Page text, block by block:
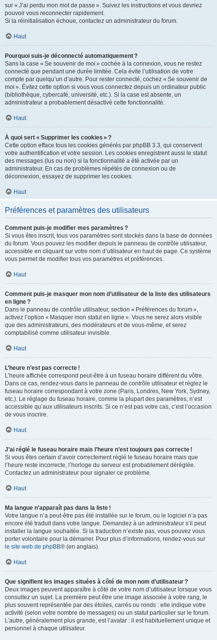
sur « J’ai perdu mon mot de passe ». Suivez les instructions et vous devriez
pouvoir vous reconnecter rapidement.
Si la réinitialisation échoue, contactez un administrateur du forum.
Haut
Pourquoi suis-je déconnecté automatiquement ?
Sans la case « Se souvenir de moi » cochée à la connexion, vous ne restez
connecté que pendant une durée limitée. Cela évite l’utilisation de votre
compte par quelqu’un d’autre. Pour rester connecté, cochez « Se souvenir de
moi ». Évitez cette option si vous vous connectez depuis un ordinateur public
(bibliothèque, cybercafé, université, etc.). Si la case est absente, un
administrateur a probablement désactivé cette fonctionnalité.
Haut
À quoi sert « Supprimer les cookies » ?
Cette option efface tous les cookies générés par phpBB 3.3, qui conservent
votre authentification et votre session. Les cookies enregistrent aussi le statut
des messages (lus ou non) si la fonctionnalité a été activée par un
administrateur. En cas de problèmes répétés de connexion ou de
déconnexion, essayez de supprimer les cookies.
Haut
Préférences et paramètres des utilisateurs
Comment puis-je modifier mes paramètres ?
Si vous êtes inscrit, tous vos paramètres sont stockés dans la base de données
du forum. Vous pouvez les modifier depuis le panneau de contrôle utilisateur,
accessible en cliquant sur votre nom d’utilisateur en haut de page. Ce système
vous permet de modifier tous vos paramètres et préférences.
Haut
Comment puis-je masquer mon nom d’utilisateur de la liste des utilisateurs
en ligne ?
Dans le panneau de contrôle utilisateur, section « Préférences du forum »,
activez l’option « Masquer mon statut en ligne ». Vous ne serez alors visible
que des administrateurs, des modérateurs et de vous-même, et serez
comptabilisé comme utilisateur invisible.
Haut
L’heure n’est pas correcte !
L’heure affichée correspond peut-être à un fuseau horaire différent du vôtre.
Dans ce cas, rendez-vous dans le panneau de contrôle utilisateur et réglez le
fuseau horaire correspondant à votre zone (Paris, Londres, New York, Sydney,
etc.). Le réglage du fuseau horaire, comme la plupart des paramètres, n’est
accessible qu’aux utilisateurs inscrits. Si ce n’est pas votre cas, c’est l’occasion
de vous inscrire.
Haut
J’ai réglé le fuseau horaire mais l’heure n’est toujours pas correcte !
Si vous êtes certain d’avoir correctement réglé le fuseau horaire mais que
l’heure reste incorrecte, l’horloge du serveur est probablement déréglée.
Contactez un administrateur pour signaler ce problème.
Haut
Ma langue n’apparaît pas dans la liste !
Votre langue n’a peut-être pas été installée sur le forum, ou le logiciel n’a pas
encore été traduit dans votre langue. Demandez à un administrateur s’il peut
installer la langue souhaitée. Si la traduction n’existe pas, vous pouvez vous
porter volontaire pour la démarrer. Pour plus d’informations, rendez-vous sur
le site web de phpBB® (en anglais).
Haut
Que signifient les images situées à côté de mon nom d’utilisateur ?
Deux images peuvent apparaître à côté de votre nom d’utilisateur lorsque vous
consultez un sujet. La première peut être une image associée à votre rang, le
plus souvent représentée par des étoiles, carrés ou ronds : elle indique votre
activité (selon votre nombre de messages) ou un statut particulier sur le forum.
L’autre, généralement plus grande, est l’avatar : il est habituellement unique et
personnel à chaque utilisateur.